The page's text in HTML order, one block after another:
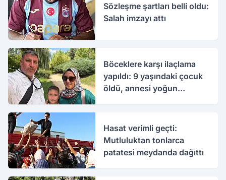
Sözleşme şartları belli oldu:
Salah imzayı attı
Böceklere karşı ilaçlama
yapıldı: 9 yaşındaki çocuk
öldü, annesi yoğun
Hasat verimli geçti:
Mutluluktan tonlarca
patatesi meydanda dağıttı